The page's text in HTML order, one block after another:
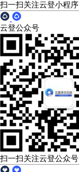
扫一扫关注云登小程序
云登公众号
扫一扫关注云登公众号